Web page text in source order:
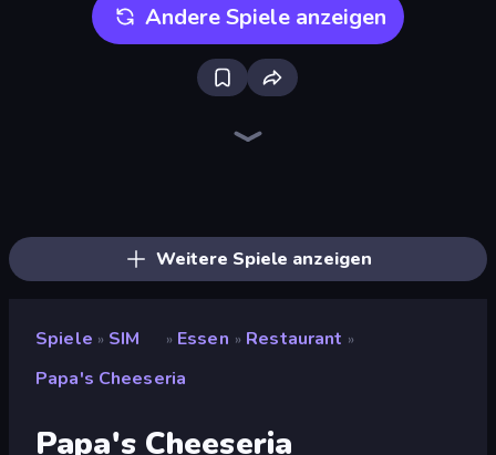
Andere Spiele anzeigen
Weitere Spiele anzeigen
Spiele » SIM » Essen » Restaurant »
Papa's Cheeseria
Papa's Cheeseria